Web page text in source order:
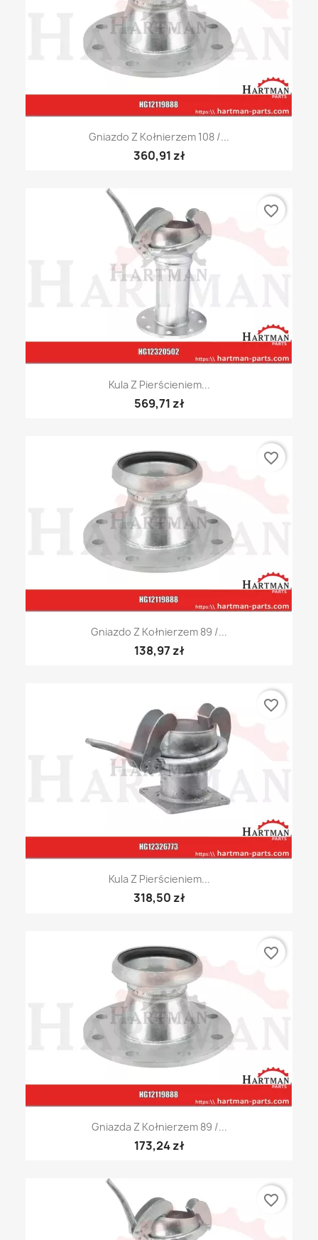
Gniazdo Z Kołnierzem 108 /...
360,91 zł
Kula Z Pierścieniem...
569,71 zł
favorite_border
Gniazdo Z Kołnierzem 89 /...
138,97 zł
favorite_border
Kula Z Pierścieniem...
318,50 zł
favorite_border
Gniazda Z Kołnierzem 89 /...
173,24 zł
favorite_border
favorite_border